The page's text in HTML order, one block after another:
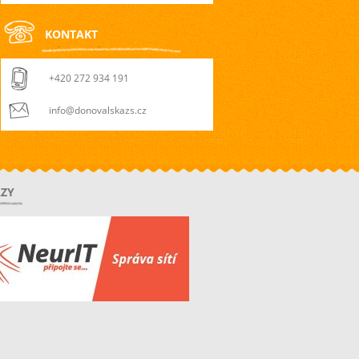
KONTAKT
+420 272 934 191
info@donovalskazs.cz